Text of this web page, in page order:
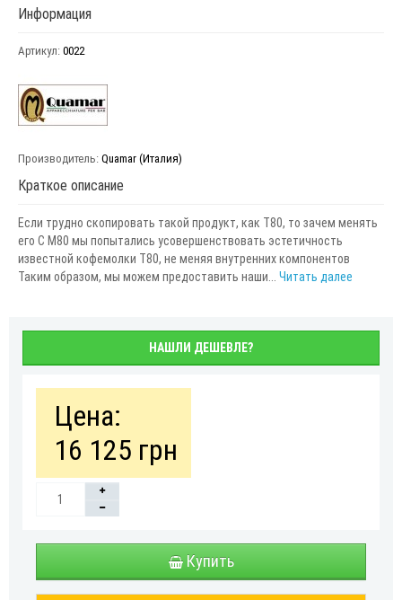
Информация
Артикул: 0022
Производитель: Quamar (Италия)
Краткое описание
Если трудно скопировать такой продукт, как Т80, то зачем менять
его С М80 мы попытались усовершенствовать эстетичность
известной кофемолки Т80, не меняя внутренних компонентов
Таким образом, мы можем предоставить наши... Читать далее
НАШЛИ ДЕШЕВЛЕ?
Цена:
16 125 грн
Купить